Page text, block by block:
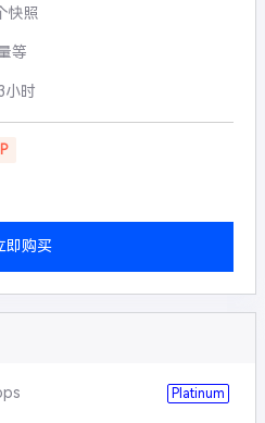
快照
等
小时
即购买
Platinum